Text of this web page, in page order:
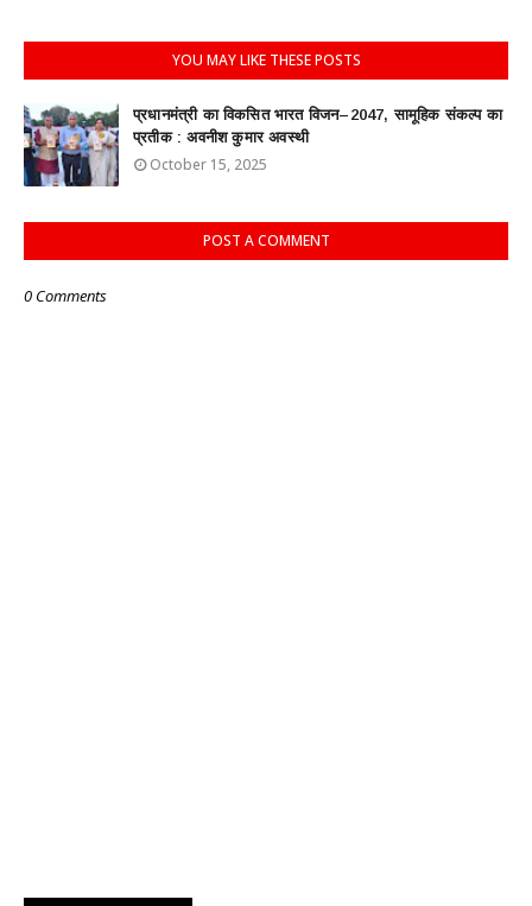
YOU MAY LIKE THESE POSTS
प्रधानमंत्री का विकसित भारत विजन–2047, सामूहिक संकल्प का
प्रतीक : अवनीश कुमार अवस्थी
October 15, 2025
POST A COMMENT
0 Comments